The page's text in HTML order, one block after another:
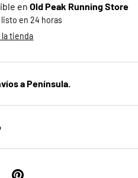
enOld Peak Running Store
en 24 horas
tienda
a Península.